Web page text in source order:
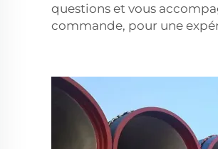
questions et vous
commande, pour une